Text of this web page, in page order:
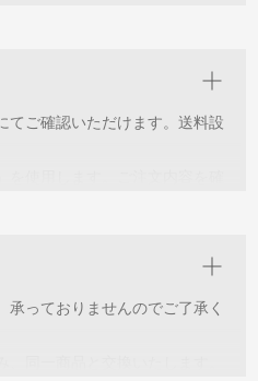
特徴をご理解いただいた上でご
メージが違うなどの返品交換は
ください。
てご確認いただけます。送料設
承っておりませんのでご了承く